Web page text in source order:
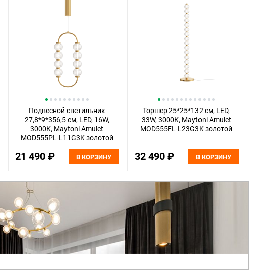
Подвесной светильник
27,8*9*356,5 см, LED, 16W,
3000К, Maytoni Amulet
MOD555PL-L11G3K золотой
21 490 ₽ В КОРЗИНУ
Торшер 25*25*132 см, LED,
33W, 3000К, Maytoni Amulet
MOD555FL-L23G3K золотой
32 490 ₽ В КОРЗИНУ